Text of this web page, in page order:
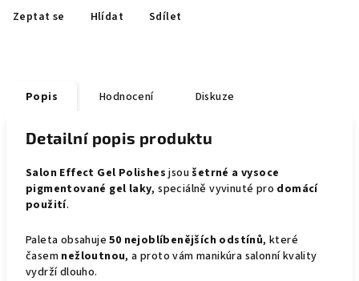
Zeptat se Hlídat Sdílet
Popis Hodnocení Diskuze
Detailní popis produktu
Salon Effect Gel Polishesjsoušetrné a vysoce
pigmentované gel laky, speciálně vyvinuté pro domácí
použití.
Paleta obsahuje50 nejoblíbenějších odstínů, které
časem nežloutnou, a proto vám manikúra salonní kvality
vydrží dlouho.